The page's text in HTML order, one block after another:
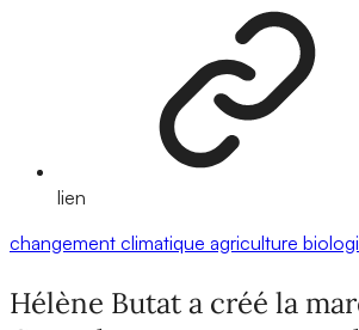
lien
changement climatique agriculture
Hélène Butat a créé la